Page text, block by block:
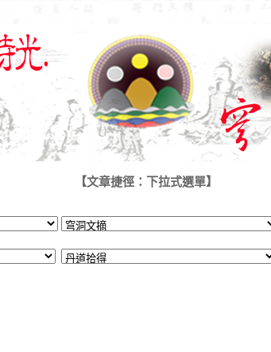
【文章捷徑：下拉式選單】